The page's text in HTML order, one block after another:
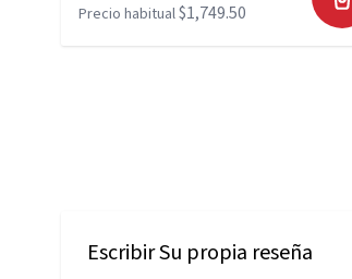
Precio habitual$1,749.50
Escribir Su propia reseña